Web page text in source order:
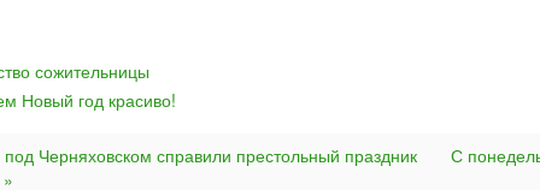
сожительницы
Новый год красиво!
Черняховском справили престольный праздник
С